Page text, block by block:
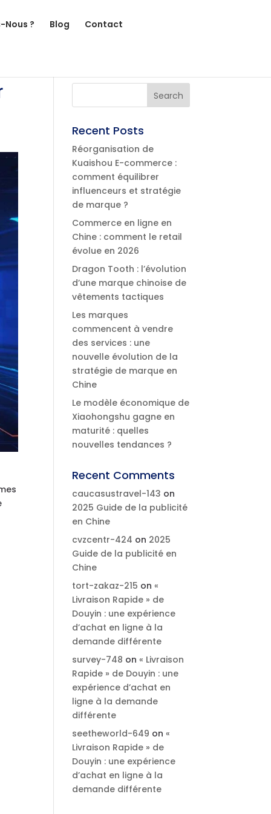
Nous ? Blog Contact
Recent Posts
Réorganisation de
Kuaishou E-commerce :
comment équilibrer
influenceurs et stratégie
de marque ?
Commerce en ligne en
Chine : comment le retail
évolue en 2026
Dragon Tooth : l’évolution
d’une marque chinoise de
vêtements tactiques
Les marques
commencent à vendre
des services : une
nouvelle évolution de la
stratégie de marque en
Chine
Le modèle économique de
Xiaohongshu gagne en
maturité : quelles
nouvelles tendances ?
Recent Comments
caucasustravel-143 on
2025 Guide de la publicité
en Chine
cvzcentr-424 on 2025
Guide de la publicité en
Chine
tort-zakaz-215 on«
Livraison Rapide » de
Douyin : une expérience
d’achat en ligne à la
demande différente
survey-748 on« Livraison
Rapide » de Douyin : une
expérience d’achat en
ligne à la demande
différente
seetheworld-649 on«
Livraison Rapide » de
Douyin : une expérience
d’achat en ligne à la
demande différente